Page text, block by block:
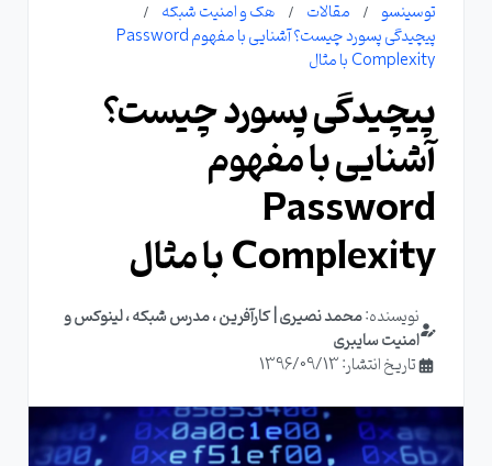
توسینسو مقالات
هک و امنیت شبکه
پیچیدگی پسورد چیست؟ آشنایی با مفهوم Password
Complexity با مثال
پیچیدگی پسورد چیست؟
آشنایی با مفهوم
Password
Complexity با مثال
نویسنده:محمد نصیری | کارآفرین ، مدرس شبکه ، لینوکس و
امنیت سایبری
تاریخ انتشار: 1396/09/13